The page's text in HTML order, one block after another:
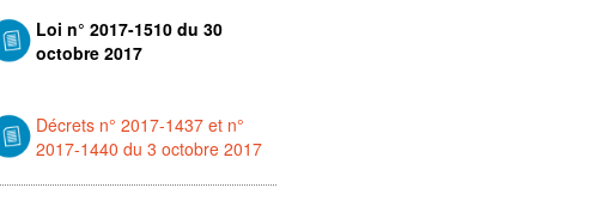
Loi n° 2017-1510 du 30
octobre 2017
Décrets n° 2017-1437 et n°
2017-1440 du 3 octobre 2017